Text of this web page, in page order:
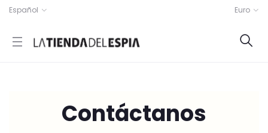
Español Euro
Contáctanos